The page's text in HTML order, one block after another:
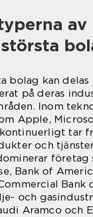
av
bolag kan delas
på deras
Inom
Apple,
tar
och
företag
Bank of
Bank
och
Aramco och